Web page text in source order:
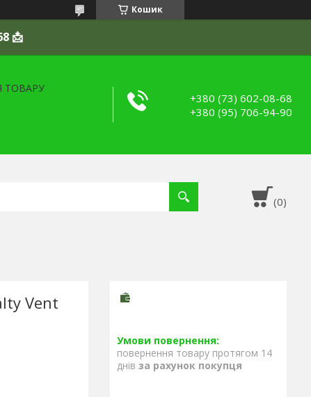
Кошик
📩
ТОВАРУ
+380 (73) 602-08-68
+380 (95) 706-94-90
Vent
повернення товару протягом 14
днів за рахунок покупця